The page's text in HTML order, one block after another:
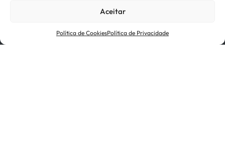
Aceitar
Política de CookiesPolítica de Privacidade
Termos de Uso